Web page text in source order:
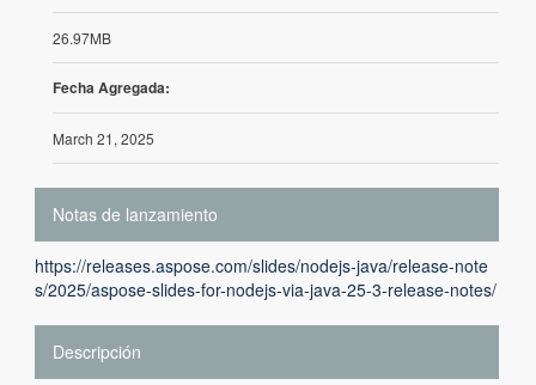
26.97MB
Fecha Agregada:
March 21, 2025
Notas de lanzamiento
https://releases.aspose.com/slides/nodejs-java/release-note
s/2025/aspose-slides-for-nodejs-via-java-25-3-release-notes/
Descripción